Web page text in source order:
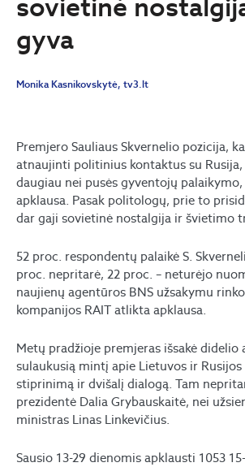
gyva
Monika Kasnikovskytė, tv3.lt
Premjero Sauliaus Skvernelio pozicija,
atnaujinti politinius kontaktus su Rusija,
daugiau nei pusės gyventojų
apklausa. Pasak politologų, prie to
dar gaji sovietinė nostalgija ir švietimo
52 proc. respondentų palaikė S.
proc. nepritarė, 22 proc. – neturėjo
naujienų agentūros BNS užsakymu
kompanijos RAIT atlikta apklausa.
Metų pradžioje premjeras išsakė didelio
sulaukusią mintį apie Lietuvos ir
stiprinimą ir dvišalį dialogą. Tam
prezidentė Dalia Grybauskaitė, nei
ministras Linas Linkevičius.
Sausio 13-29 dienomis apklausti 1053